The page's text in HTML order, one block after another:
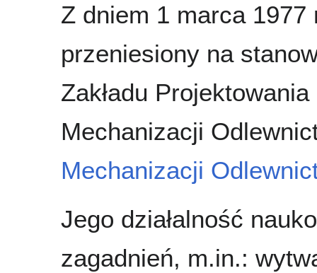
Z dniem 1 marca 1977
przeniesiony na
Zakładu
Mechanizacji
Mechanizacji
Jego działalność
zagadnień, m.in.: